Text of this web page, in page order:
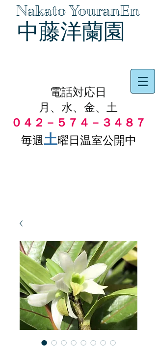
Nakato YouranEn
中藤洋蘭園
電話対応日
月、水、金、土
０４２－５７４－３４８７
毎週土曜日温室公開中